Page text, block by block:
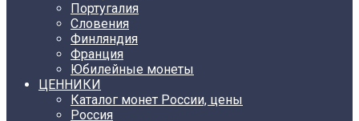
Португалия
Словения
Финляндия
Франция
Юбилейные монеты
ЦЕННИКИ
Каталог монет России, цены
Россия